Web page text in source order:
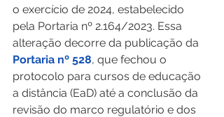
o exercício de 2024, estabelecido
pela Portaria nº 2.164/2023. Essa
alteração decorre da publicação da
Portaria nº 528, que fechou o
protocolo para cursos de educação
a distância (EaD) até a conclusão da
revisão do marco regulatório e dos